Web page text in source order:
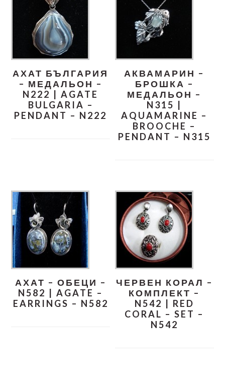
АХАТ БЪЛГАРИЯ
– МЕДАЛЬОН –
N222 | AGATE
BULGARIA –
PENDANT – N222
АКВАМАРИН –
БРОШКА –
МЕДАЛЬОН –
N315 |
AQUAMARINE –
BROOCHE –
PENDANT – N315
АХАТ – ОБЕЦИ –
N582 | AGATE –
EARRINGS – N582
ЧЕРВЕН КОРАЛ –
КОМПЛЕКТ –
N542 | RED
CORAL – SET –
N542